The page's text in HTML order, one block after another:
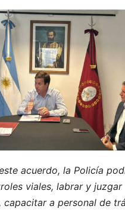
acuerdo, la Policía
viales, labrar y juzgar
capacitar a personal de